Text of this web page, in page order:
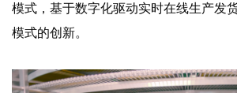
模式，基于数字化驱动实时在线生产发
模式的创新。